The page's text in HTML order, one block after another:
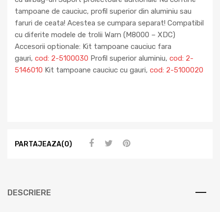
tampoane de cauciuc, profil superior din aluminiu sau
faruri de ceata! Acestea se cumpara separat! Compatibil
cu diferite modele de trolii Warn (M8000 – XDC)
Accesorii optionale: Kit tampoane cauciuc fara
gauri, cod: 2-5100030 Profil superior aluminiu, cod: 2-
5146010 Kit tampoane cauciuc cu gauri, cod: 2-5100020
PARTAJEAZA(0)
DESCRIERE